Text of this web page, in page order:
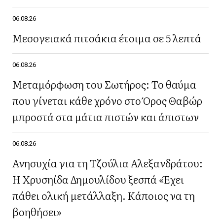
06.08.26
Μεσογειακά πιτσάκια έτοιμα σε 5 λεπτά
06.08.26
Μεταμόρφωση του Σωτήρος: Το θαύμα
που γίνεται κάθε χρόνο στο Όρος Θαβώρ
μπροστά στα μάτια πιστών και άπιστων
06.08.26
Ανησυχία για τη Τζούλια Αλεξανδράτου:
Η Χρυσηίδα Δημουλίδου ξεσπά «Έχει
πάθει ολική μετάλλαξη. Κάποιος να τη
βοηθήσει»